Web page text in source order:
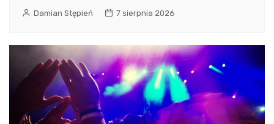
Damian Stępień 7 sierpnia 2026